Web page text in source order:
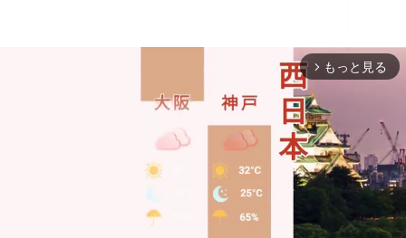
arrow_forward_ios もっと見る